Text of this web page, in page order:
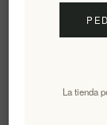
Suscribirse
La tienda